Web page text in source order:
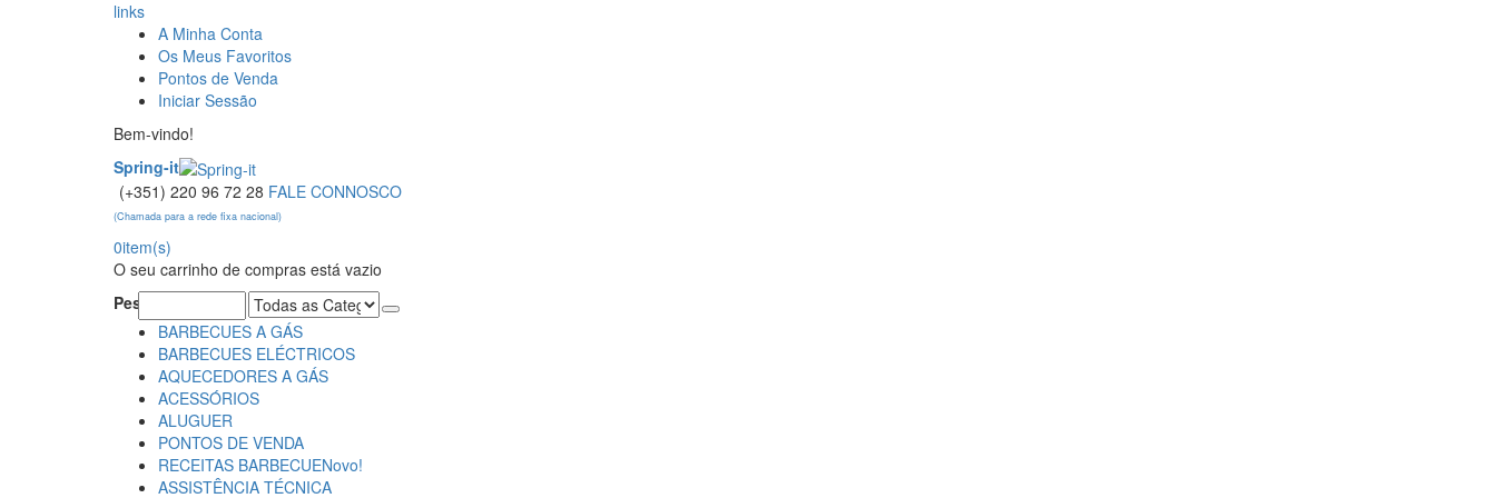
links
A Minha Conta
Os Meus Favoritos
Pontos de Venda
Iniciar Sessão
Bem-vindo!
Spring-it
(+351) 220 96 72 28 FALE CONNOSCO
(Chamada para a rede fixa nacional)
0item(s)
O seu carrinho de compras está vazio
Pesquisa:
BARBECUES A GÁS
BARBECUES ELÉCTRICOS
AQUECEDORES A GÁS
ACESSÓRIOS
ALUGUER
PONTOS DE VENDA
RECEITAS BARBECUENovo!
ASSISTÊNCIA TÉCNICA